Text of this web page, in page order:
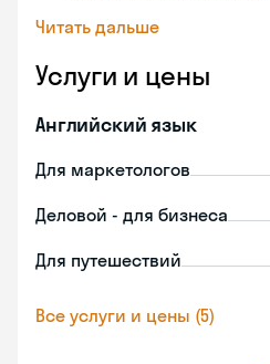
Читать дальше
Услуги и цены
Английский язык
Для маркетологов
Деловой - для бизнеса
Для путешествий
Все услуги и цены (5)